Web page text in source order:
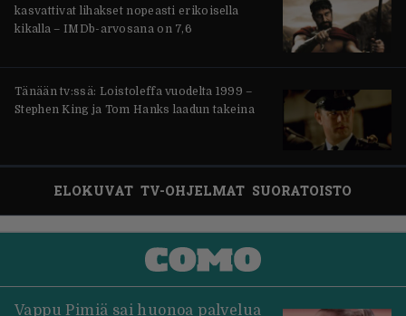
kasvattivat lihakset nopeasti erikoisella
kikalla – IMDb-arvosana on 7,6
Tänään tv:ssä: Loistoleffa vuodelta 1999 –
Stephen King ja Tom Hanks laadun takeina
ELOKUVAT TV-OHJELMAT SUORATOISTO
Vappu Pimiä sai huonoa palvelua